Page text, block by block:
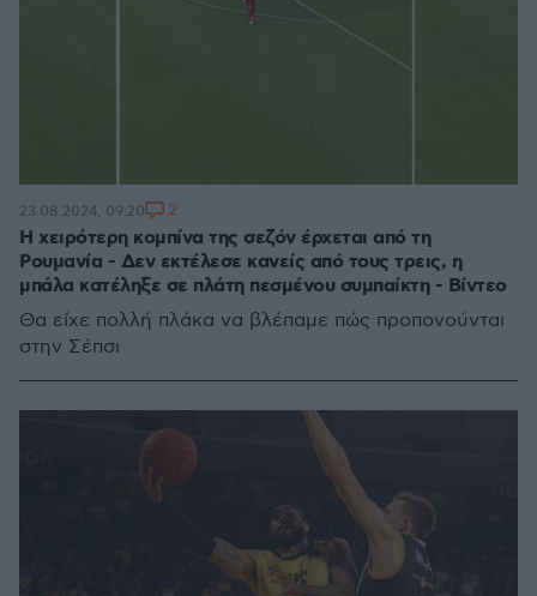
Η χειρότερη κομπίνα της σεζόν έρχεται από τη
Ρουμανία - Δεν εκτέλεσε κανείς από τους τρεις, η
μπάλα κατέληξε σε πλάτη πεσμένου συμπαίκτη - Βίντεο
Θα είχε πολλή πλάκα να βλέπαμε πώς προπονούνται
στην Σέπσι
23.08.2024, 09:20 2